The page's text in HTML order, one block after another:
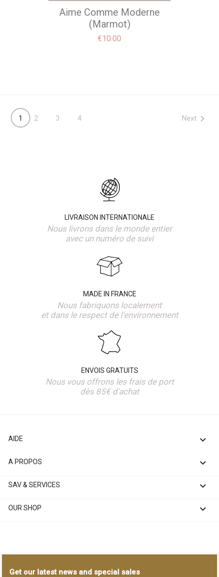
Aime Comme Moderne
(Marmot)
Price
€10.00
1 2 3 4 Next 
LIVRAISON INTERNATIONALE
Nous livrons dans le monde entier
avec un numéro de suivi
MADE IN FRANCE
Nous fabriquons localement
et dans le respect de l'environnement
ENVOIS GRATUITS
Nous vous offrons les frais de port
dès 85€ d'achat
AIDE 
A PROPOS 
SAV & SERVICES 
OUR SHOP 
Get our latest news and special sales